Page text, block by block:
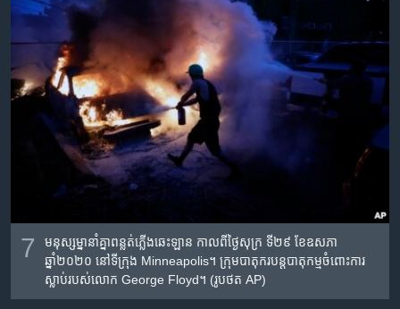
7
មនុស្សម្នា​នាំគ្នា​ពន្លត់​ភ្លើង​ឆេះឡាន កាលពី​ថ្ងៃសុក្រ ទី២៩ ខែ​ឧសភា
ឆ្នាំ២០២០ នៅ​ទីក្រុង Minneapolis។ ក្រុមបាតុករ​បន្ត​បាតុកម្ម​ចំពោះ​ការ​
ស្លាប់​របស់​លោក​George Floyd។ (រូបថតAP)